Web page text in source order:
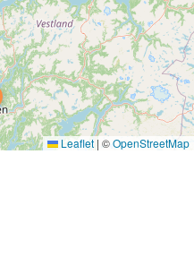
Leaflet | ©OpenStreetMap